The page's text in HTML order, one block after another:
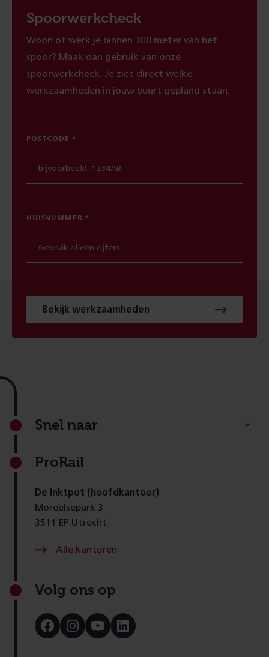
Spoorwerkcheck
Woon of werk je binnen 300 meter van het
spoor? Maak dan gebruik van onze
spoorwerkcheck. Je ziet direct welke
werkzaamheden in jouw buurt gepland staan.
POSTCODE
HUISNUMMER
Bekijk werkzaamheden
Footer
Snel naar
ProRail
De Inktpot (hoofdkantoor)
Moreelsepark 3
3511 EP Utrecht
Alle kantoren
Volg ons op
Bezoek
onze
Bezoek
onze
Bezoek
onze
Bezoek
onze